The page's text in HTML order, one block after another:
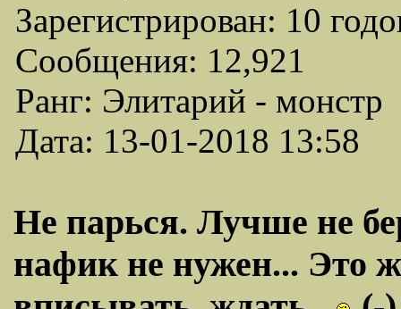
Зарегистрирован: 10
Сообщения: 12,921
Ранг: Элитарий - монстр
Дата: 13-01-2018 13:58
Не парься. Лучше не
нафик не нужен... Это